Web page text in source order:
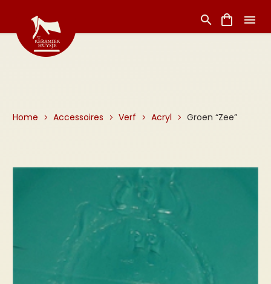
Home Accessoires Verf Acryl Groen “Zee”